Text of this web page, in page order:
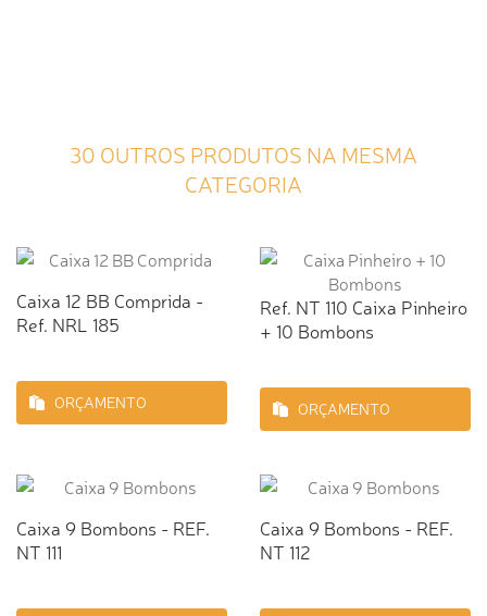
30 OUTROS PRODUTOS NA MESMA
CATEGORIA
Caixa 12 BB Comprida -
Ref. NRL 185
ORÇAMENTO
Ref. NT 110 Caixa Pinheiro
+ 10 Bombons
ORÇAMENTO
Caixa 9 Bombons - REF.
NT 111
Caixa 9 Bombons - REF.
NT 112